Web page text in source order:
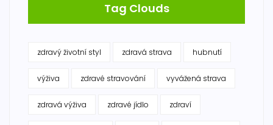
Tag Clouds
zdravý životní styl zdravá strava hubnutí
výživa zdravé stravování vyvážená strava
zdravá výživa zdravé jídlo zdraví